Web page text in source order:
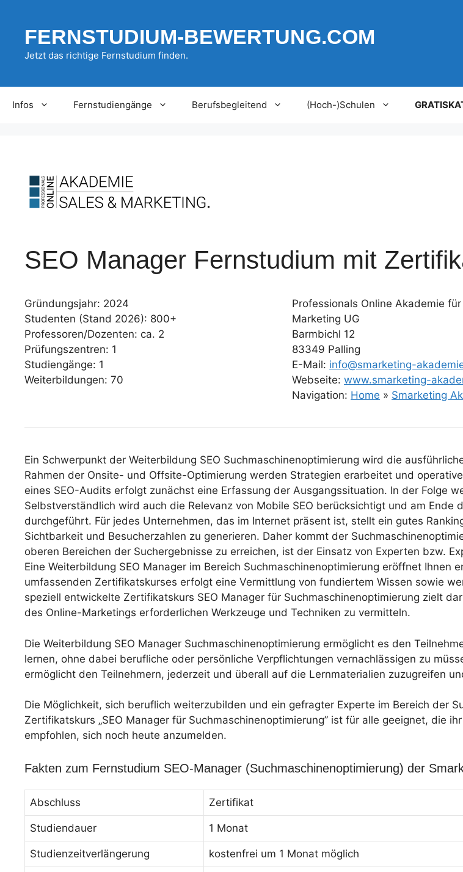
springenFERNSTUDIUM-BEWERTUNG.COM
Jetzt das richtige Fernstudium finden.
Infos Fernstudiengänge Berufsbegleitend (Hoch-)Schulen
SEO Manager Fernstudium mit
Gründungsjahr: 2024
Studenten (Stand 2026): 800+
Professoren/Dozenten: ca. 2
Prüfungszentren: 1
Studiengänge: 1
Weiterbildungen: 70
Professionals Online Akademie
Marketing UG
Barmbichl 12
83349 Palling
E-Mail: info@smarketing-
Webseite:www.smarketing-
Navigation: Home » Smarketing
Ein Schwerpunkt der Weiterbildung SEO Suchmaschinenoptimierung wird die
Rahmen der Onsite- und Offsite-Optimierung werden Strategien erarbeitet und
eines SEO-Audits erfolgt zunächst eine Erfassung der Ausgangssituation. In der Folge
Selbstverständlich wird auch die Relevanz von Mobile SEO berücksichtigt und am
durchgeführt. Für jedes Unternehmen, das im Internet präsent ist, stellt ein gutes
Sichtbarkeit und Besucherzahlen zu generieren. Daher kommt der
oberen Bereichen der Suchergebnisse zu erreichen, ist der Einsatz von Experten bzw.
Eine Weiterbildung SEO Manager im Bereich Suchmaschinenoptimierung eröffnet Ihnen
umfassenden Zertifikatskurses erfolgt eine Vermittlung von fundiertem Wissen sowie
speziell entwickelte Zertifikatskurs SEO Manager für Suchmaschinenoptimierung zielt
des Online-Marketings erforderlichen Werkzeuge und Techniken zu vermitteln.
Die Weiterbildung SEO Manager Suchmaschinenoptimierung ermöglicht es den
lernen, ohne dabei berufliche oder persönliche Verpflichtungen vernachlässigen zu
ermöglicht den Teilnehmern, jederzeit und überall auf die Lernmaterialien zuzugreifen
Die Möglichkeit, sich beruflich weiterzubilden und ein gefragter Experte im Bereich der
Zertifikatskurs „SEO Manager für Suchmaschinenoptimierung” ist für alle geeignet, die
empfohlen, sich noch heute anzumelden.
Fakten zum Fernstudium SEO-Manager (Suchmaschinenoptimierung) der
Abschluss Zertifikat
Studiendauer 1 Monat
Studienzeitverlängerung kostenfrei um 1 Monat möglich